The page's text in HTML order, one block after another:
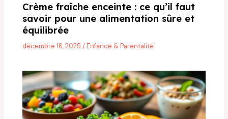
Crème fraîche enceinte : ce qu’il faut
savoir pour une alimentation sûre et
équilibrée
décembre 16, 2025/Enfance & Parentalité